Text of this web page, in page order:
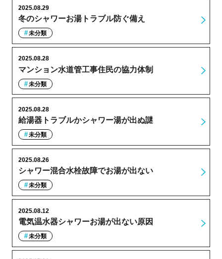
冬のシャワーお湯トラブル防ぐ備え
2025.08.29
未分類
マンション水道管工事住民の協力体制
2025.08.28
未分類
給湯器トラブルかシャワー湯が出ぬ謎
2025.08.28
未分類
シャワー混合水栓故障でお湯が出ない
2025.08.26
未分類
電気温水器シャワーお湯が出ない原因
2025.08.12
未分類